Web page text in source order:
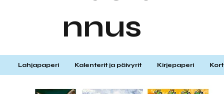
nnus
Lahjapaperi Kalenterit ja päivyrit Kirjepaperi